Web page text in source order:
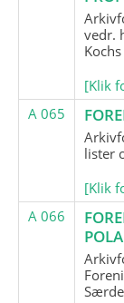
vedr.
[Klik
A 065
lister
[Klik
A 066